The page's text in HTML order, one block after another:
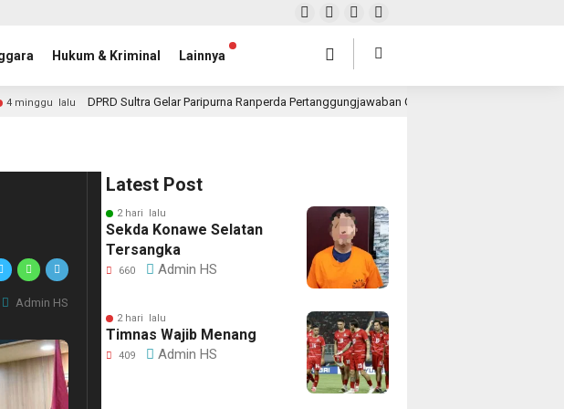
Hukum & Kriminal Lainnya
4 minggu lalu DPRD Sultra Gelar Paripurna Ranperda Pertanggungjawaban Gubernur 2025, Realisasi
Admin HS
Latest Post
2 hari lalu
Sekda Konawe Selatan
Tersangka
660 Admin HS
2 hari lalu
Timnas Wajib Menang
409 Admin HS